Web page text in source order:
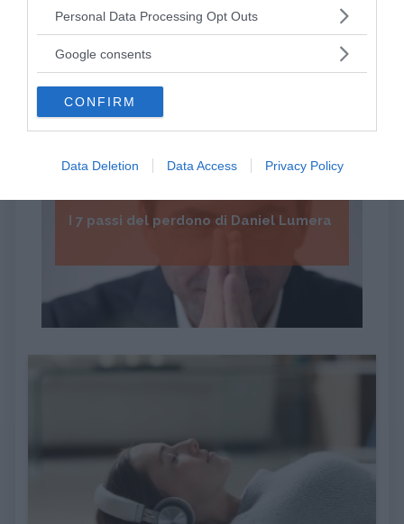
Please note that this website/app uses one or more Google
not limited to your visit or usage behaviour. You may click to
use your data for below specified purposes in below Google
consent section.
Personal Data Processing Opt Outs
Google consents
CONFIRM
Data Deletion Data Access Privacy Policy
I 7 passi del perdono di Daniel Lumera